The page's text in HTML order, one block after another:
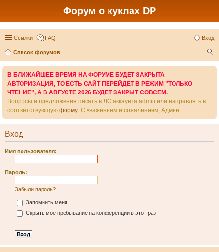
Форум о куклах DP
Ссылки FAQ Вход
Список форумов
В БЛИЖАЙШЕЕ ВРЕМЯ НА ФОРУМЕ БУДЕТ ЗАКРЫТА
АВТОРИЗАЦИЯ, ТО ЕСТЬ САЙТ ПЕРЕЙДЕТ В РЕЖИМ "ТОЛЬКО
ЧТЕНИЕ", А В АВГУСТЕ 2026 БУДЕТ ЗАКРЫТ СОВСЕМ.
Вопросы и предложения писать в ЛС аккаунта admin или направлять в
соответствующую форму. С уважением и сожалением, Админ.
Вход
Имя пользователя:
Пароль:
Забыли пароль?
Запомнить меня
Скрыть моё пребывание на конференции в этот раз